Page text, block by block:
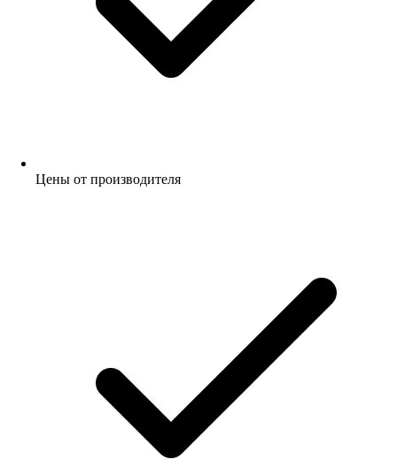
Цены от производителя